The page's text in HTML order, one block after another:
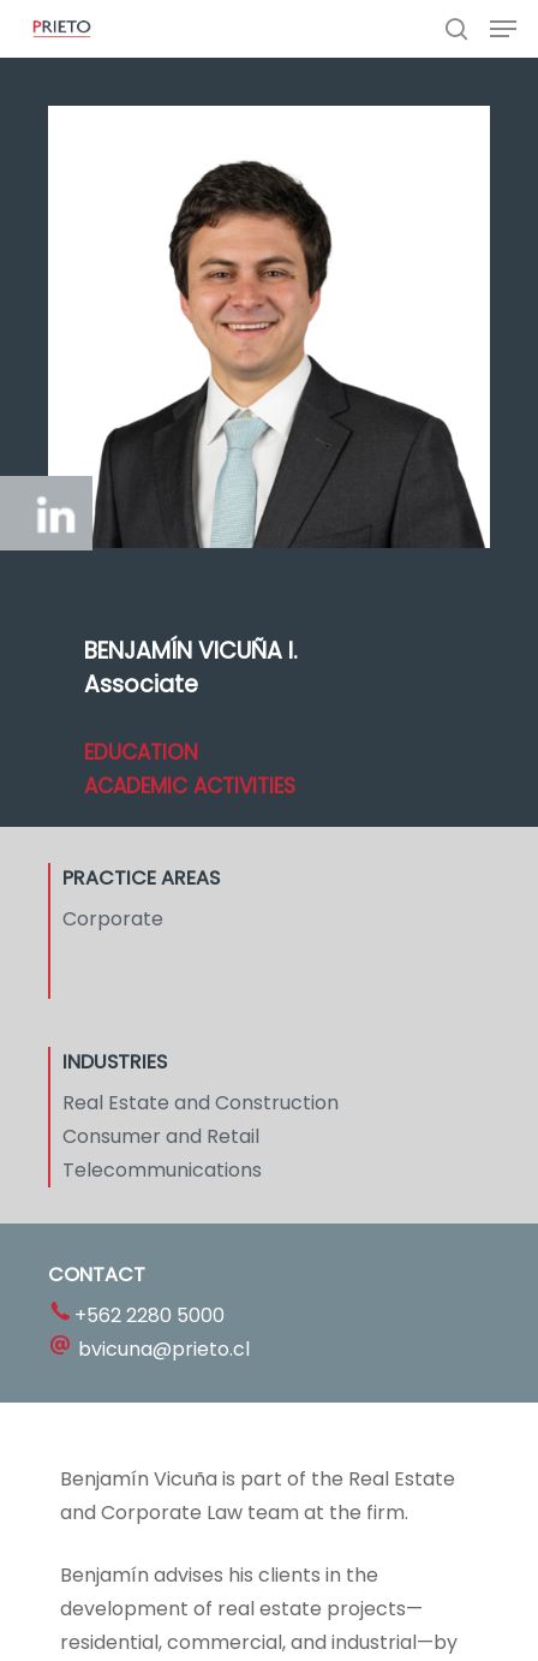
BENJAMÍN VICUÑA I.
Associate
EDUCATION
ACADEMIC ACTIVITIES
PRACTICE AREAS
Corporate
INDUSTRIES
Real Estate and Construction
Consumer and Retail
Telecommunications
CONTACT
+562 2280 5000
bvicuna@prieto.cl
Benjamín Vicuña is part of the Real Estate
and Corporate Law team at the firm.
Benjamín advises his clients in the
development of real estate projects—
residential, commercial, and industrial—by